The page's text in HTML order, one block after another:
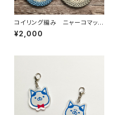
コイリング編み ニャーコマッ
ト 【受注製作品】
¥2,000